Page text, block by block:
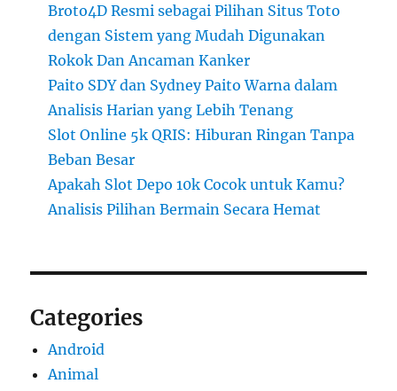
Broto4D Resmi sebagai Pilihan Situs Toto
dengan Sistem yang Mudah Digunakan
Rokok Dan Ancaman Kanker
Paito SDY dan Sydney Paito Warna dalam
Analisis Harian yang Lebih Tenang
Slot Online 5k QRIS: Hiburan Ringan Tanpa
Beban Besar
Apakah Slot Depo 10k Cocok untuk Kamu?
Analisis Pilihan Bermain Secara Hemat
Categories
Android
Animal